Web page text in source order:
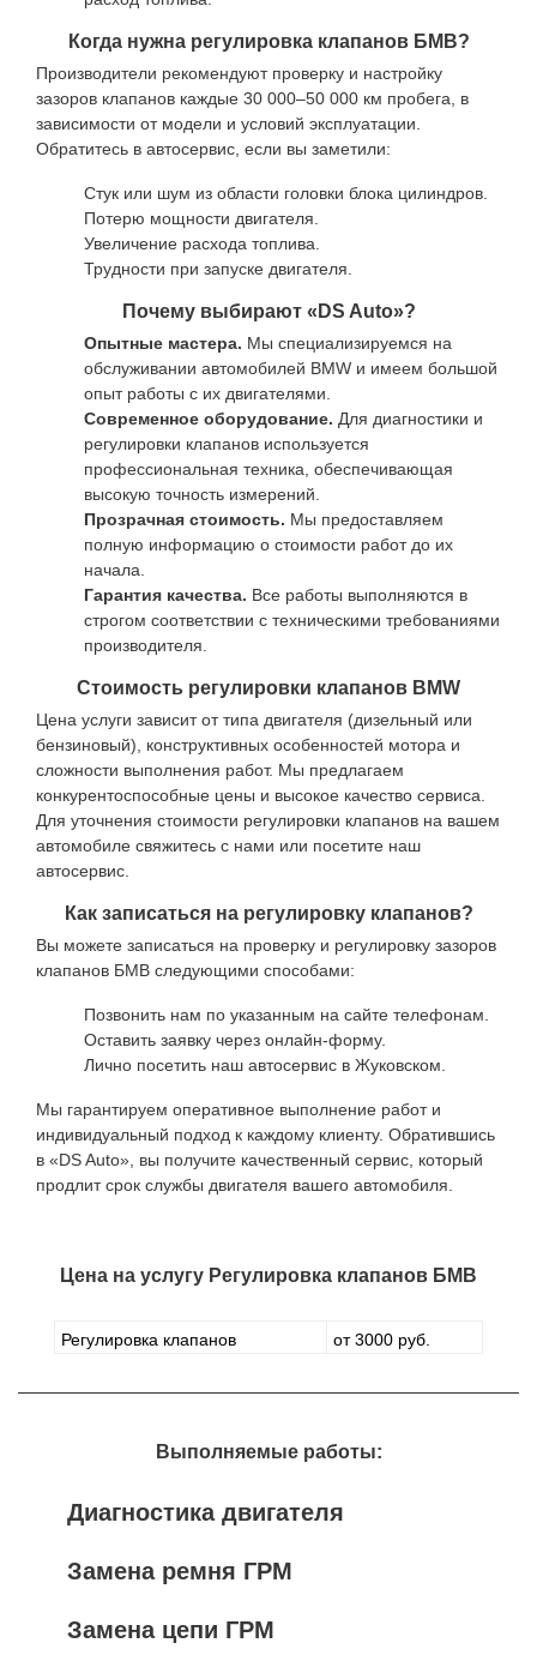
Когда нужна регулировка клапанов БМВ?
Производители рекомендуют проверку и настройку
зазоров клапанов каждые 30 000–50 000 км пробега, в
зависимости от модели и условий эксплуатации.
Обратитесь в автосервис, если вы заметили:
Стук или шум из области головки блока цилиндров.
Потерю мощности двигателя.
Увеличение расхода топлива.
Трудности при запуске двигателя.
Почему выбирают «DS Auto»?
Опытные мастера. Мы специализируемся на
обслуживании автомобилей BMW и имеем большой
опыт работы с их двигателями.
Современное оборудование. Для диагностики и
регулировки клапанов используется
профессиональная техника, обеспечивающая
высокую точность измерений.
Прозрачная стоимость. Мы предоставляем
полную информацию о стоимости работ до их
начала.
Гарантия качества. Все работы выполняются в
строгом соответствии с техническими требованиями
производителя.
Стоимость регулировки клапанов BMW
Цена услуги зависит от типа двигателя (дизельный или
бензиновый), конструктивных особенностей мотора и
сложности выполнения работ. Мы предлагаем
конкурентоспособные цены и высокое качество сервиса.
Для уточнения стоимости регулировки клапанов на вашем
автомобиле свяжитесь с нами или посетите наш
автосервис.
Как записаться на регулировку клапанов?
Вы можете записаться на проверку и регулировку зазоров
клапанов БМВ следующими способами:
Позвонить нам по указанным на сайте телефонам.
Оставить заявку через онлайн-форму.
Лично посетить наш автосервис в Жуковском.
Мы гарантируем оперативное выполнение работ и
индивидуальный подход к каждому клиенту. Обратившись
в «DS Auto», вы получите качественный сервис, который
продлит срок службы двигателя вашего автомобиля.
Цена на услугу Регулировка клапанов БМВ
Регулировка клапанов от 3000 руб.
Выполняемые работы:
Диагностика двигателя
Замена ремня ГРМ
Замена цепи ГРМ